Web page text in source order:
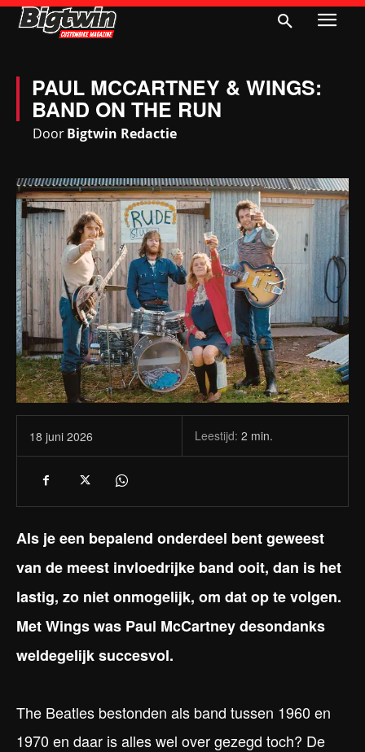
PAUL MCCARTNEY & WINGS:
BAND ON THE RUN
DoorBigtwin Redactie
18 juni 2026 Leestijd: 2 min.
Als je een bepalend onderdeel bent geweest
van de meest invloedrijke band ooit, dan is het
lastig, zo niet onmogelijk, om dat op te volgen.
Met Wings was Paul McCartney desondanks
weldegelijk succesvol.
The Beatles bestonden als band tussen 1960 en
1970 en daar is alles wel over gezegd toch? De